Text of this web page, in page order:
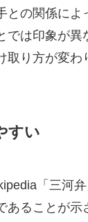
の関係によ
は印象が
り方が変
すい
「三河
ることが